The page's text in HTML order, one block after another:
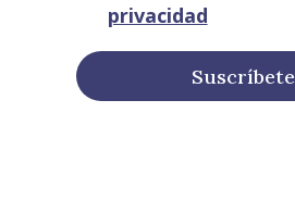
privacidad
Suscríbete